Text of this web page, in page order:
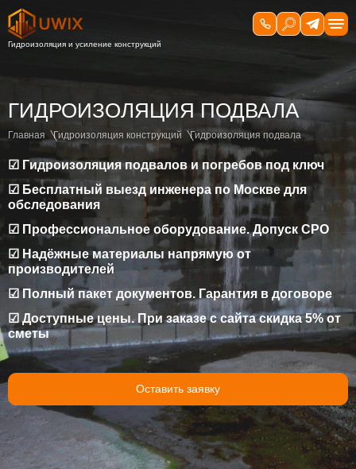
ГИДРОИЗОЛЯЦИЯ ПОДВАЛА
Главная Гидроизоляция конструкций Гидроизоляция подвала
☑ Гидроизоляция подвалов и погребов под ключ
☑ Бесплатный выезд инженера по Москве для
обследования
☑ Профессиональное оборудование. Допуск СРО
☑ Надёжные материалы напрямую от
производителей
☑ Полный пакет документов. Гарантия в договоре
☑ Доступные цены. При заказе с сайта скидка 5% от
сметы
Оставить заявку